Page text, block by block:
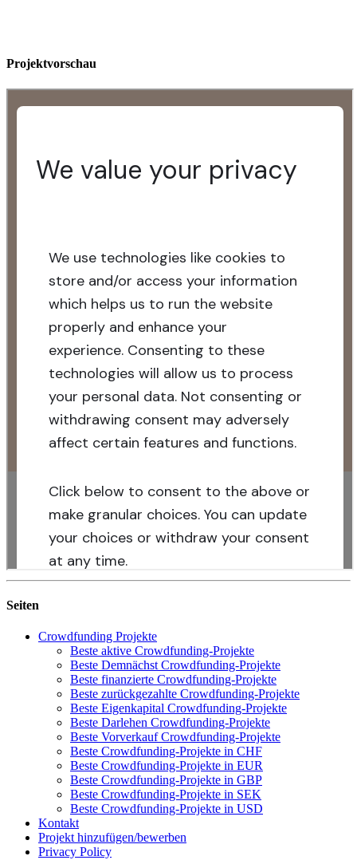
Projektvorschau
Seiten
Crowdfunding Projekte
Beste aktive Crowdfunding-Projekte
Beste Demnächst Crowdfunding-Projekte
Beste finanzierte Crowdfunding-Projekte
Beste zurückgezahlte Crowdfunding-Projekte
Beste Eigenkapital Crowdfunding-Projekte
Beste Darlehen Crowdfunding-Projekte
Beste Vorverkauf Crowdfunding-Projekte
Beste Crowdfunding-Projekte in CHF
Beste Crowdfunding-Projekte in EUR
Beste Crowdfunding-Projekte in GBP
Beste Crowdfunding-Projekte in SEK
Beste Crowdfunding-Projekte in USD
Kontakt
Projekt hinzufügen/bewerben
Privacy Policy